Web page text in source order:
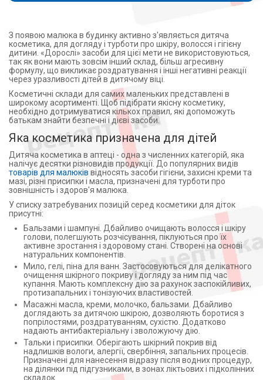
З появою малюка в будинку активно з'являється дитяча
косметика, для догляду і турботи про шкіру, волосся і гігієну
дитини. «Дорослі» засоби для цієї мети не використовуються,
так як вони мають зовсім інший склад, більш агресивну
формулу, що викликає роздратування і інші негативні реакції
через уразливості дітей в дитячому віці.
Косметичні склади для самих маленьких представлені в
широкому асортименті. Щоб підібрати якісну косметику,
необхідно дотримуватися кількох правил, які допоможуть
батькам знайти безпечні і дієві засоби.
Яка косметика призначена для дітей
Дитяча косметика в аптеці - одна з численних категорій, яка
налічує десятки різновидів продукції. До популярних видів
товарів для малюків відносять засоби гігієни, захисні креми та
мазі, різні присипки і масла, призначені для турботи про
зовнішність і здоров'я малюка.
У списку затребуваних позицій серед косметики для діток
присутні:
Бальзами і шампуні. Дбайливо очищають волосся і шкіру
голови, полегшують розчісування, піклуються про їх
активне зростання і здоровому стані. Створені на основі
натуральних компонентів.
Мило, гелі, піна для ванн. Застосовуються для делікатного
очищення шкірного покриву і догляду за ним під час
купання. Мають комплексну дію за рахунок заспокійливих,
протизапальних і тонізуючих властивостей.
Масажні масла, креми, молочко, бальзами. Дбайливо
доглядають за дитячою шкірою, дозволяють боротися з
попрілостями, роздратуванням, сухістю. Додатково
надають антибактеріальну і зволожуючу дію.
Тальки і присипки. Оберігають шкірний покрив від
надлишків вологи, алергії, свербіння, запальних процесів.
Призначені для нанесення відразу після водних процедур,
на ділянки під підгузниками, в зонах ліктьових і підколінних
складок.